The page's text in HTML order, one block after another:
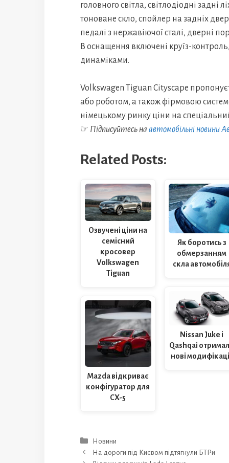
головного світла, світлодіодні задні
тоноване скло, спойлер на задніх
педалі з нержавіючої сталі, дверні
В оснащення включені круїз-
динаміками.
Volkswagen Tiguan Cityscape
або роботом, а також фірмовою
німецькому ринку ціни на
☞ Підписуйтесь на автомобільні новини
Related Posts:
Озвучені ціни на
семісний
кросовер
Volkswagen
Tiguan
Mazda відкриває
конфігуратор для
CX-5
Як боротись з
обмерзанням
скла
Nissan Juke і
Qashqai
нові
Категорії
Новини
На дороги під Києвом підтягнули БТРи